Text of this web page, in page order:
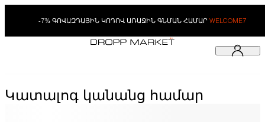
-7% ԳՈՎԱԶԴԱՅԻՆ ԿՈԴՈՎ ԱՌԱՋԻՆ ԳՆՄԱՆ ՀԱՄԱՐ WELCOME7
Կատալոգ կանանց համար